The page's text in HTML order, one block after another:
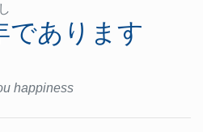
であります
happiness